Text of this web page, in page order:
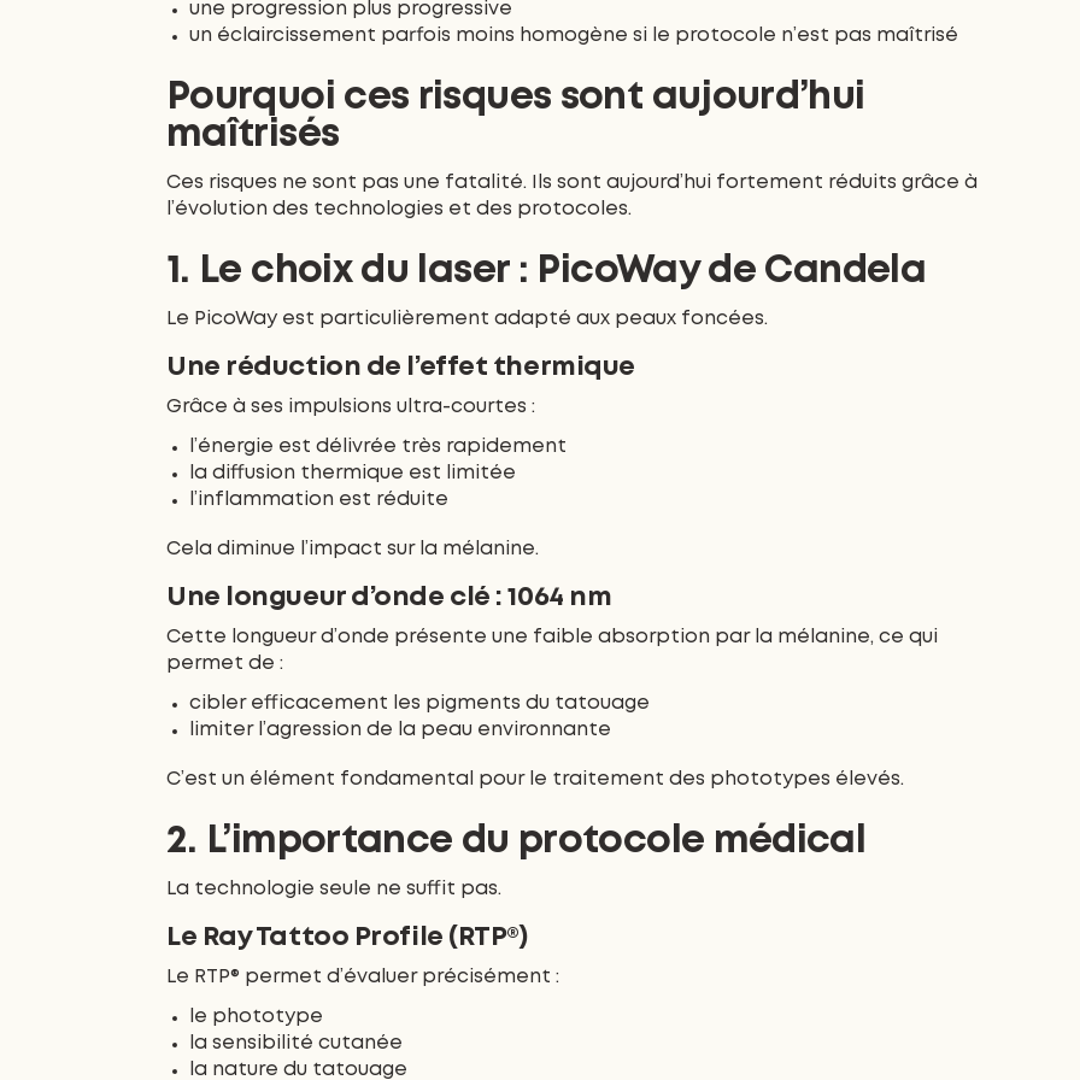
une progression plus progressive
un éclaircissement parfois moins homogène si le protocole n’est pas maîtrisé
Pourquoi ces risques sont aujourd’hui
maîtrisés
Ces risques ne sont pas une fatalité. Ils sont aujourd’hui fortement réduits grâce à
l’évolution des technologies et des protocoles.
1. Le choix du laser : PicoWay de Candela
Le PicoWay est particulièrement adapté aux peaux foncées.
Une réduction de l’effet thermique
Grâce à ses impulsions ultra-courtes :
l’énergie est délivrée très rapidement
la diffusion thermique est limitée
l’inflammation est réduite
Cela diminue l’impact sur la mélanine.
Une longueur d’onde clé : 1064 nm
Cette longueur d’onde présente une faible absorption par la mélanine, ce qui
permet de :
cibler efficacement les pigments du tatouage
limiter l’agression de la peau environnante
C’est un élément fondamental pour le traitement des phototypes élevés.
2. L’importance du protocole médical
La technologie seule ne suffit pas.
Le Ray Tattoo Profile (RTP®)
Le RTP® permet d’évaluer précisément :
le phototype
la sensibilité cutanée
la nature du tatouage